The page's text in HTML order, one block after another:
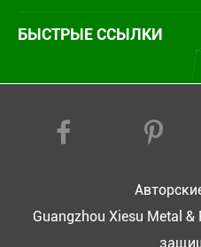
БЫСТРЫЕ ССЫЛКИ
Guangzhou Xiesu Metal &